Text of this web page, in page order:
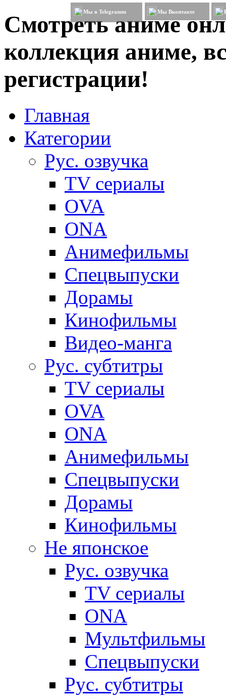
Смотреть аниме
коллекция аниме,
регистрации!
Мы в Telegramm Мы Вконтакте
Главная
Категории
Рус. озвучка
TV сериалы
OVA
ONA
Анимефильмы
Спецвыпуски
Дорамы
Кинофильмы
Видео-манга
Рус. субтитры
TV сериалы
OVA
ONA
Анимефильмы
Спецвыпуски
Дорамы
Кинофильмы
Не японское
Рус. озвучка
TV сериалы
ONA
Мультфильмы
Спецвыпуски
Рус. субтитры